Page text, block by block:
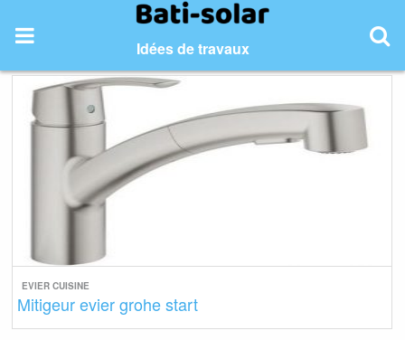
content
Idées de travaux
EVIER CUISINE
Mitigeur evier grohe start